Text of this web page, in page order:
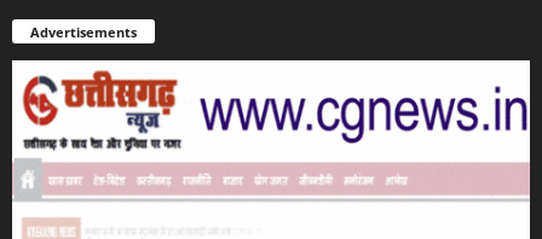
Advertisements